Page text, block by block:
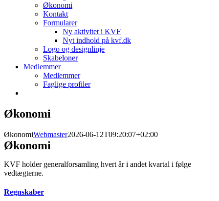
Økonomi
Kontakt
Formularer
Ny aktivitet i KVF
Nyt indhold på kvf.dk
Logo og designlinje
Skabeloner
Medlemmer
Medlemmer
Faglige profiler
Økonomi
ØkonomiWebmaster2026-06-12T09:20:07+02:00
Økonomi
KVF holder generalforsamling hvert år i andet kvartal i følge
vedtægterne.
Regnskaber